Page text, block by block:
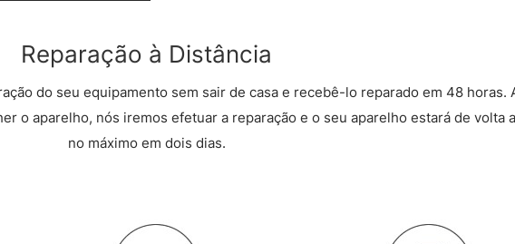
Reparação à Distância
do seu equipamento sem sair de casa e recebê-lo reparado em 48 horas.
o aparelho, nós iremos efetuar a reparação e o seu aparelho estará de volta
no máximo em dois dias.